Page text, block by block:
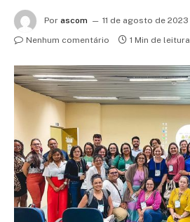
Por ascom
11 de agosto de 2023
Nenhum comentário
1 Min de leitura